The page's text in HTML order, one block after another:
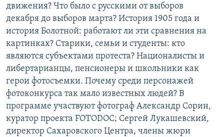
движения? Что было с русскими от выборов
декабря до выборов марта? История 1905 года и
история Болотной: работают ли эти сравнения на
картинках? Старики, семьи и студенты: кто
являются субъектами протеста? Националисты и
либертарианцы, пенсионеры и школьники как
герои фотосъемки. Почему среди персонажей
фотоконкурса так мало известных людей? В
программе участвуют фотограф Александр Сорин,
куратор проекта FOTODOC; Сергей Лукашевский,
директор Сахаровского Центра, члены жюри